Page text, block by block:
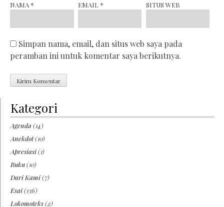
NAMA * EMAIL * SITUS WEB
Simpan nama, email, dan situs web saya pada
peramban ini untuk komentar saya berikutnya.
Kategori
Agenda (14)
Anekdot(10)
Apresiasi(1)
Buku(10)
Dari Kami(7)
Esai(136)
Lokomoteks(2)